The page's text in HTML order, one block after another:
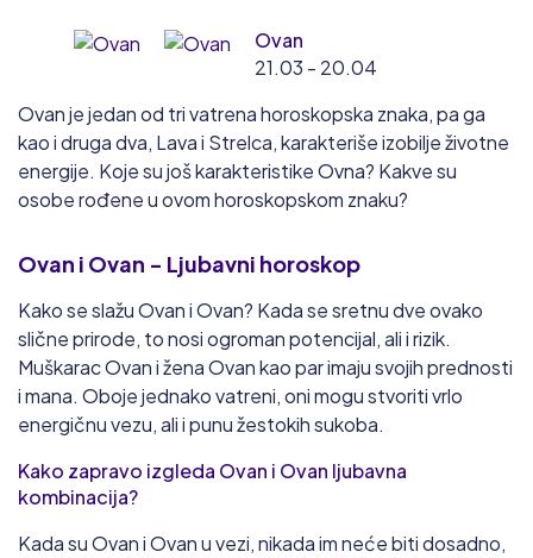
Ovan
21.03 - 20.04
Ovan je jedan od tri vatrena horoskopska znaka, pa ga
kao i druga dva, Lava i Strelca, karakteriše izobilje životne
energije. Koje su još karakteristike Ovna? Kakve su
osobe rođene u ovom horoskopskom znaku?
Ovan i Ovan - Ljubavni horoskop
Kako se slažu Ovan i Ovan? Kada se sretnu dve ovako
slične prirode, to nosi ogroman potencijal, ali i rizik.
Muškarac Ovan i žena Ovan kao par imaju svojih prednosti
i mana. Oboje jednako vatreni, oni mogu stvoriti vrlo
energičnu vezu, ali i punu žestokih sukoba.
Kako zapravo izgleda Ovan i Ovan ljubavna
kombinacija?
Kada su Ovan i Ovan u vezi, nikada im neće biti dosadno,